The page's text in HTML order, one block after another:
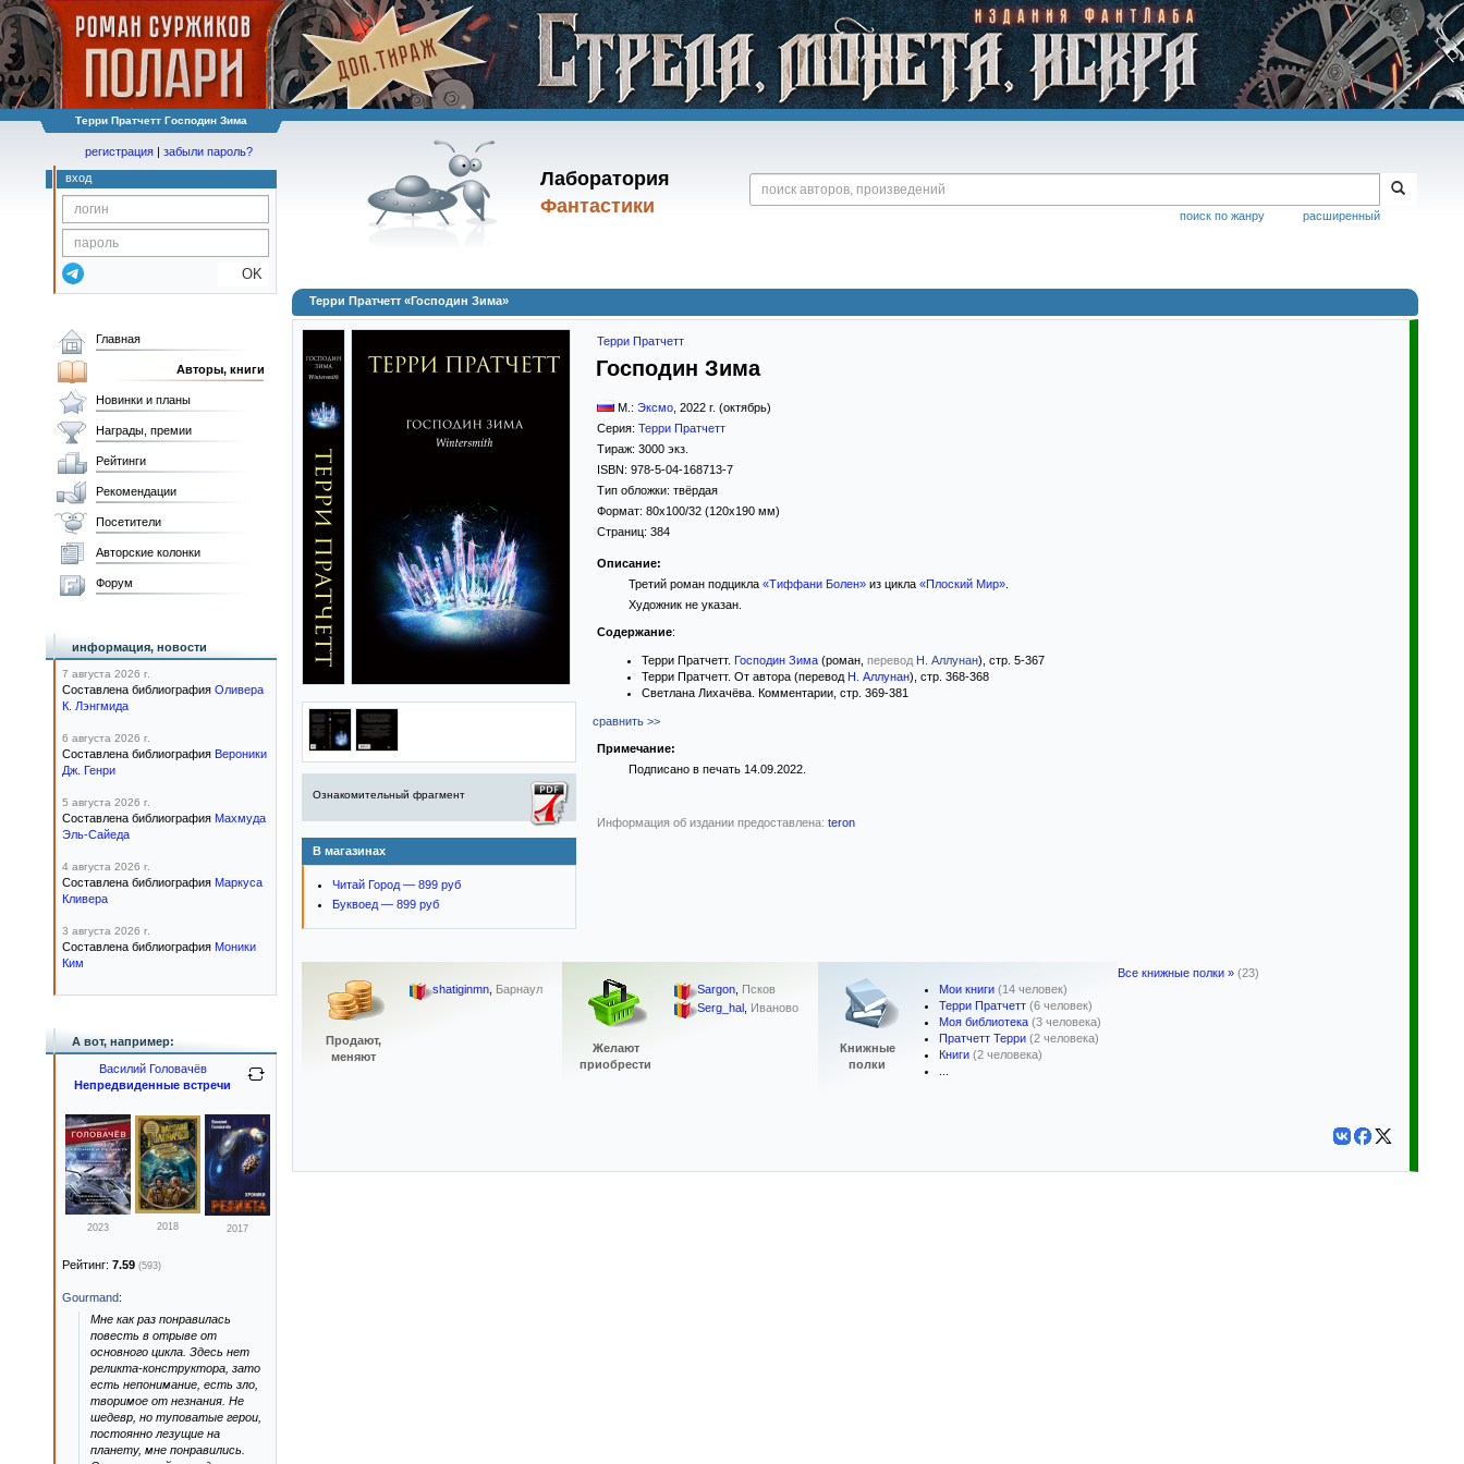
Терри Пратчетт Господин Зима
Лаборатория
Фантастики
расширенный
поиск по жанру
регистрация | забыли пароль?
вход
OK
Терри Пратчетт «Господин Зима»
Ознакомительный фрагмент
В магазинах
Читай Город — 899 руб
Буквоед — 899 руб
Терри Пратчетт
Господин Зима
М.: Эксмо 2022 г. (октябрь)
Серия: Терри Пратчетт
Тираж: 3000 экз.
ISBN: 978-5-04-168713-7
Тип обложки: твёрдая
Формат: 80x100/32 (120x190 мм)
Страниц: 384
Описание:
Третий роман подцикла «Тиффани Болен»из цикла «Плоский Мир».
Художник не указан.
Содержание:
Терри Пратчетт. Господин Зима (роман, перевод Н. Аллунан), стр. 5-367
Терри Пратчетт. От автора (перевод Н. Аллунан), стр. 368-368
Светлана Лихачёва. Комментарии, стр. 369-381
сравнить >>
Примечание:
Подписано в печать 14.09.2022.
Информация об издании предоставлена: teron
Продают,
меняют
shatiginmn, Барнаул
Желают
приобрести
Sargon, Псков
Serg_hal , Иваново
Книжные
полки
Мои книги (14 человек)
Терри Пратчетт (6 человек)
Моя библиотека (3 человека)
Пратчетт Терри (2 человека)
Книги (2 человека)
Все книжные полки » (23)
Главная
Авторы, книги
Новинки и планы
Награды, премии
Рейтинги
Рекомендации
Посетители
Авторские колонки
Форум
информация, новости
7 августа 2026 г.
Составлена библиография Оливера
К. Лэнгмида
6 августа 2026 г.
Составлена библиография Вероники
Дж. Генри
5 августа 2026 г.
Составлена библиография Махмуда
Эль-Сайеда
4 августа 2026 г.
Составлена библиография Маркуса
Кливера
3 августа 2026 г.
Составлена библиография Моники
Ким
А вот, например:
Василий Головачёв
Непредвиденные встречи
2023 2018 2017
Рейтинг: 7.59 (593)
Gourmand:
Мне как раз понравилась
повесть в отрыве от
основного цикла. Здесь нет
реликта-конструктора, зато
есть непонимание, есть зло,
творимое от незнания. Не
шедевр, но туповатые герои,
постоянно лезущие на
планету, мне понравились.